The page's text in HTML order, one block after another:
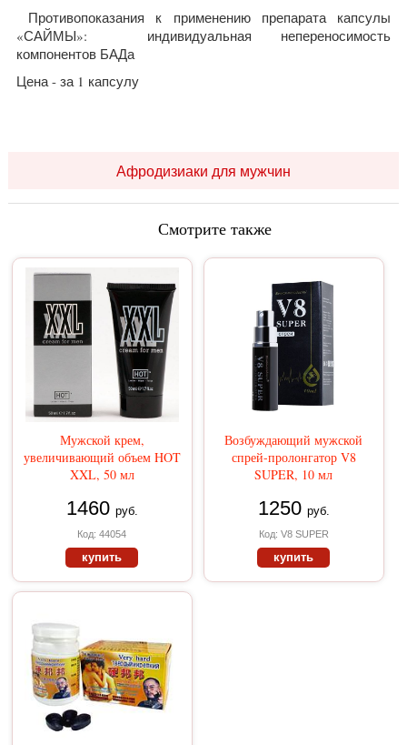
Противопоказания к применению препарата капсулы
«САЙМЫ»:
индивидуальная непереносимость
компонентов БАДа
Цена - за 1 капсулу
Афродизиаки для мужчин
Смотрите также
Мужской крем,
увеличивающий объем HOT
XXL, 50 мл
1460 руб.
Код: 44054
купить
Возбуждающий мужской
спрей-пролонгатор V8
SUPER, 10 мл
1250 руб.
Код: V8 SUPER
купить